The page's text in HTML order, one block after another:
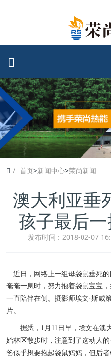
首页>新闻中心>荣尚新闻
澳大利亚垂
孩子最后
发布时间：2018-02-07
近日，网络上一组母袋鼠垂死
奄奄一息时，努力抱着袋鼠宝宝
一直陪伴在侧。摄影师埃文·斯威
片。
据悉，1月11日早，埃文在澳
始林区散步时，注意到了这动人
爸似乎想要抱起袋鼠妈妈，但后